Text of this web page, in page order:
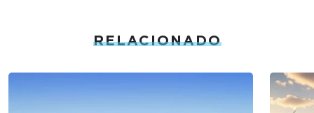
RELACIONADO